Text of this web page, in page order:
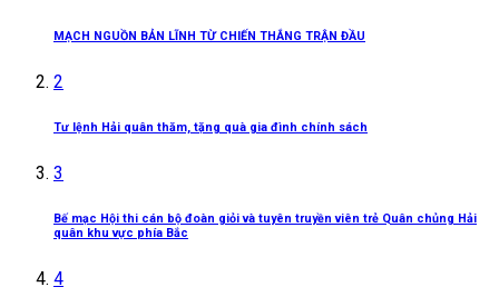
MẠCH NGUỒN BẢN LĨNH TỪ CHIẾN THẮNG TRẬN ĐẦU
2
Tư lệnh Hải quân thăm, tặng quà gia đình chính sách
3
Bế mạc Hội thi cán bộ đoàn giỏi và tuyên truyền viên trẻ Quân chủng Hải
quân khu vực phía Bắc
4